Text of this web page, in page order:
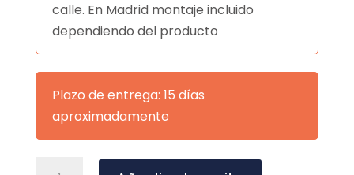
calle. En Madrid montaje incluido
dependiendo del producto
Plazo de entrega: 15 días
aproximadamente